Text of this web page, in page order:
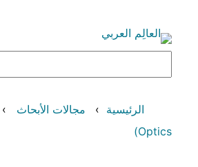
المحتوى
الرئيسية مجالات الأبحاث
Optics)